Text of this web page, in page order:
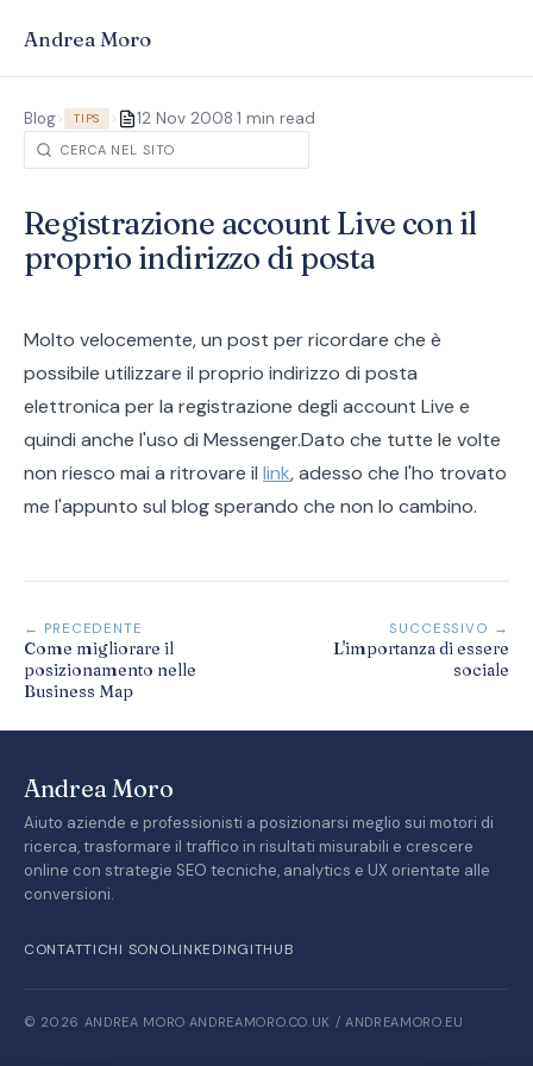
Andrea Moro
Blog> TIPS > 12 Nov 2008·1 min read
Registrazione account Live con il
proprio indirizzo di posta
Molto velocemente, un post per ricordare che è
possibile utilizzare il proprio indirizzo di posta
elettronica per la registrazione degli account Live e
quindi anche l'uso di Messenger.Dato che tutte le volte
non riesco mai a ritrovare il link, adesso che l'ho trovato
me l'appunto sul blog sperando che non lo cambino.
← PRECEDENTE
Come migliorare il
posizionamento nelle
Business Map
SUCCESSIVO →
L'importanza di essere
sociale
Andrea Moro
Aiuto aziende e professionisti a posizionarsi meglio sui motori di
ricerca, trasformare il traffico in risultati misurabili e crescere
online con strategie SEO tecniche, analytics e UX orientate alle
conversioni.
CONTATTICHI SONOLINKEDINGITHUB
© 2026 ANDREA MORO·ANDREAMORO.CO.UK / ANDREAMORO.EU